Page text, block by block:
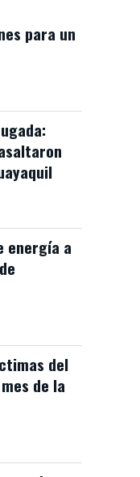
para un
energía a
del
de la